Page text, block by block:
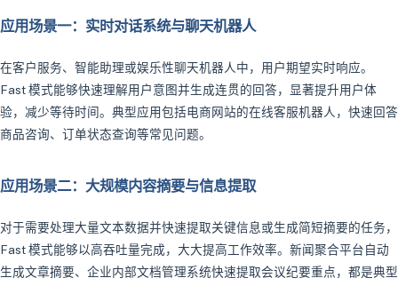
应用场景一：实时对话系统与聊天机器人
在客户服务、智能助理或娱乐性聊天机器人中，用户期望实时响应。
Fast 模式能够快速理解用户意图并生成连贯的回答，显著提升用户体
验，减少等待时间。典型应用包括电商网站的在线客服机器人，快速回答
商品咨询、订单状态查询等常见问题。
应用场景二：大规模内容摘要与信息提取
对于需要处理大量文本数据并快速提取关键信息或生成简短摘要的任务，
Fast 模式能够以高吞吐量完成，大大提高工作效率。新闻聚合平台自动
生成文章摘要、企业内部文档管理系统快速提取会议纪要重点，都是典型